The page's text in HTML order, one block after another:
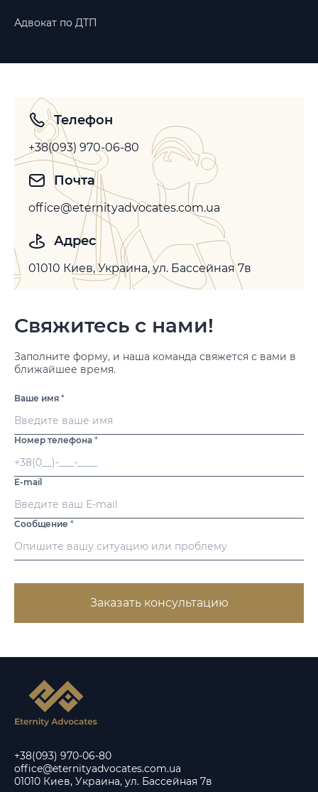
Адвокат по ДТП
Телефон
+38(093) 970-06-80
Почта
office@eternityadvocates.com.ua
Адрес
01010 Киев, Украина, ул. Бассейная 7в
Свяжитесь с нами!
Заполните форму, и наша команда свяжется с вами в
ближайшее время.
Ваше имя *
Номер телефона *
E-mail
Сообщение *
Заказать консультацию
+38(093) 970-06-80
office@eternityadvocates.com.ua
01010 Киев, Украина, ул. Бассейная 7в